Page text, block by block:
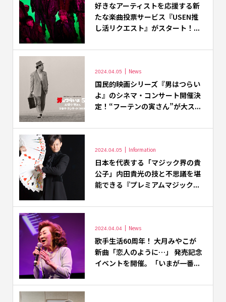
好きなアーティストを応援する新
たな楽曲投票サービス『USEN推
し活リクエスト』がスタート！...
2024.04.05 News
国民的映画シリーズ『男はつらい
よ』のシネマ・コンサート開催決
定！“フーテンの寅さん”が大ス...
2024.04.05 Information
日本を代表する「マジック界の貴
公子」内田貴光の技と不思議を堪
能できる『プレミアムマジック...
2024.04.04 News
歌手生活60周年！ 大月みやこが
新曲「恋人のように…」 発売記念
イベントを開催。「いまが一番...